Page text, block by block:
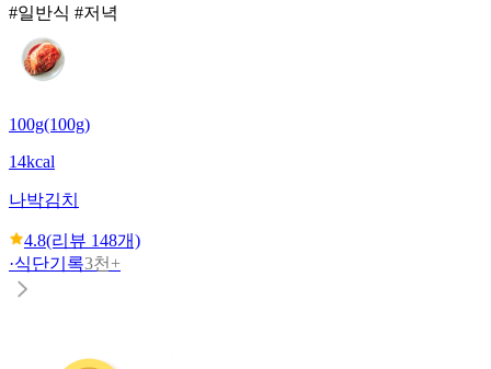
#일반식 #저녁
100g(100g)
14kcal
나박김치
4.8(리뷰 148개)
·식단기록3천+